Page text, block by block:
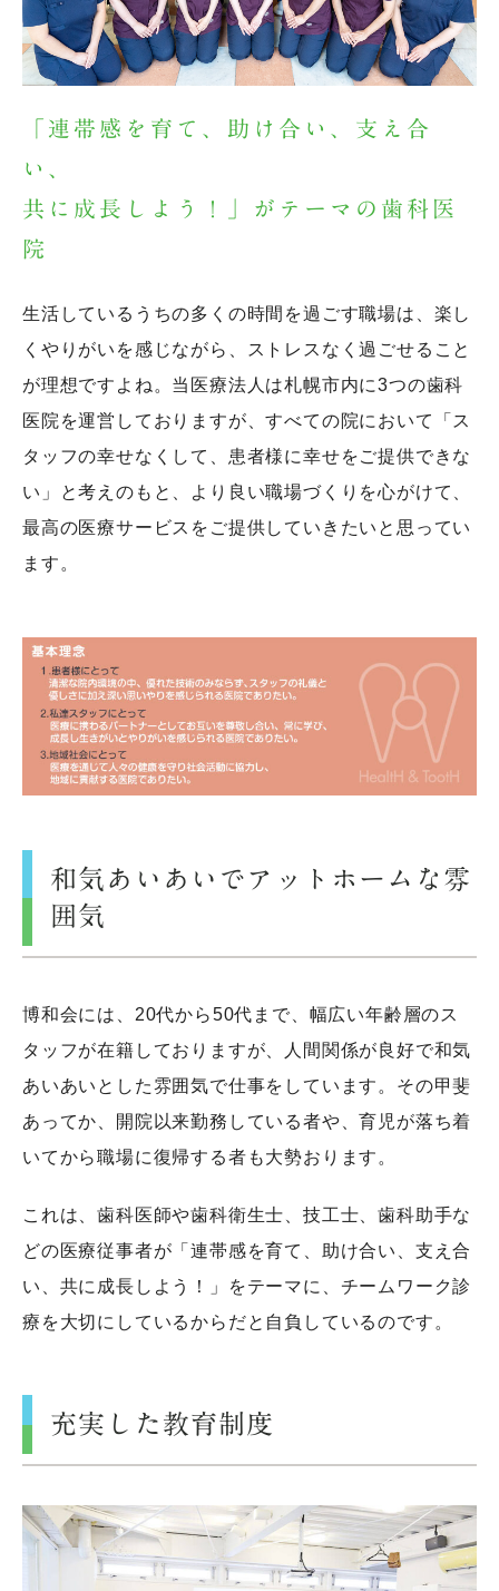
「連帯感を育て、助け合い、支え合
い、
共に成長しよう！」がテーマの歯科医
院
生活しているうちの多くの時間を過ごす職場は、楽し
くやりがいを感じながら、ストレスなく過ごせること
が理想ですよね。当医療法人は札幌市内に3つの歯科
医院を運営しておりますが、すべての院において「ス
タッフの幸せなくして、患者様に幸せをご提供できな
い」と考えのもと、より良い職場づくりを心がけて、
最高の医療サービスをご提供していきたいと思ってい
ます。
和気あいあいでアットホームな雰
囲気
博和会には、20代から50代まで、幅広い年齢層のス
タッフが在籍しておりますが、人間関係が良好で和気
あいあいとした雰囲気で仕事をしています。その甲斐
あってか、開院以来勤務している者や、育児が落ち着
いてから職場に復帰する者も大勢おります。
これは、歯科医師や歯科衛生士、技工士、歯科助手な
どの医療従事者が「連帯感を育て、助け合い、支え合
い、共に成長しよう！」をテーマに、チームワーク診
療を大切にしているからだと自負しているのです。
充実した教育制度